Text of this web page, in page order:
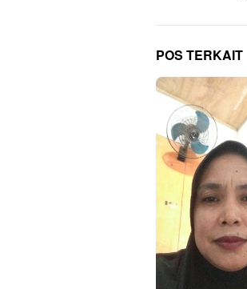
POS TERKAIT